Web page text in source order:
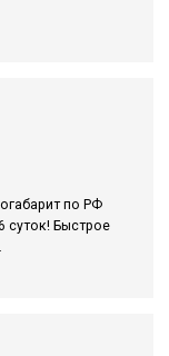
по РФ
суток! Быстрое